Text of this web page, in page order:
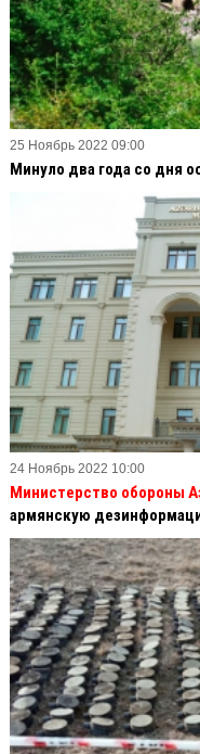
25 Ноябрь 2022 09:00
Минуло два года со дня
24 Ноябрь 2022 10:00
Министерство обороны
армянскую